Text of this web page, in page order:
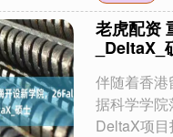
老虎配资
_DeltaX_
伴随着香
据科学学
DeltaX项目